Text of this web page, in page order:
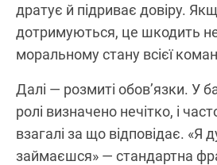
дратує й підриває довіру.
дотримуються, це шкодить
моральному стану всієї
Далі — розмиті обов’язки. У
ролі визначено нечітко, і
взагалі за що відповідає. «Я
займаєшся» — стандартна